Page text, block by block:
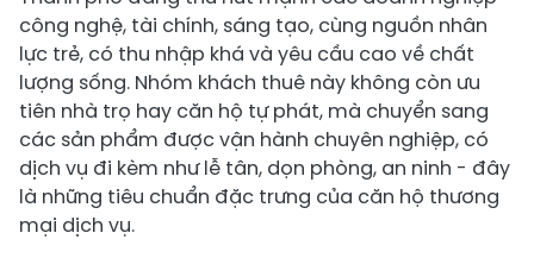
công nghệ, tài chính, sáng tạo, cùng nguồn nhân
lực trẻ, có thu nhập khá và yêu cầu cao về chất
lượng sống. Nhóm khách thuê này không còn ưu
tiên nhà trọ hay căn hộ tự phát, mà chuyển sang
các sản phẩm được vận hành chuyên nghiệp, có
dịch vụ đi kèm như lễ tân, dọn phòng, an ninh - đây
là những tiêu chuẩn đặc trưng của căn hộ thương
mại dịch vụ.